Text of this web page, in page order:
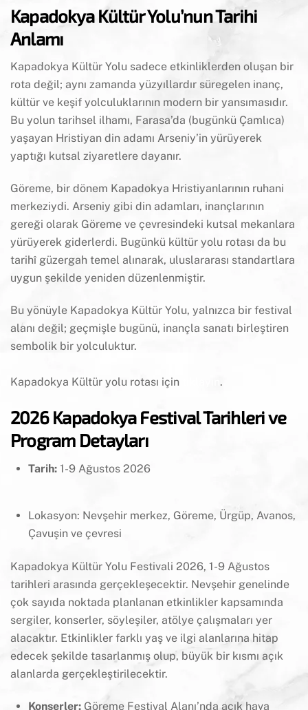
Kapadokya Kültür Yolu’nun Tarihi
Anlamı
Kapadokya Kültür Yolu sadece etkinliklerden oluşan bir
rota değil; aynı zamanda yüzyıllardır süregelen inanç,
kültür ve keşif yolculuklarının modern bir yansımasıdır.
Bu yolun tarihsel ilhamı, Farasa’da (bugünkü Çamlıca)
yaşayan Hristiyan din adamı Arseniy’in yürüyerek
yaptığı kutsal ziyaretlere dayanır.
Göreme, bir dönem Kapadokya Hristiyanlarının ruhani
merkeziydi. Arseniy gibi din adamları, inançlarının
gereği olarak Göreme ve çevresindeki kutsal mekanlara
yürüyerek giderlerdi. Bugünkü kültür yolu rotası da bu
tarihî güzergah temel alınarak, uluslararası standartlara
uygun şekilde yeniden düzenlenmiştir.
Bu yönüyle Kapadokya Kültür Yolu, yalnızca bir festival
alanı değil; geçmişle bugünü, inançla sanatı birleştiren
sembolik bir yolculuktur.
Kapadokya Kültür yolu rotası için .
2026 Kapadokya Festival Tarihleri ve
Program Detayları
Tarih:1-9 Ağustos 2026
Lokasyon: Nevşehir merkez, Göreme, Ürgüp, Avanos,
Çavuşin ve çevresi
Kapadokya Kültür Yolu Festivali 2026, 1-9 Ağustos
tarihleri arasında gerçekleşecektir. Nevşehir genelinde
çok sayıda noktada planlanan etkinlikler kapsamında
sergiler, konserler, söyleşiler, atölye çalışmaları yer
alacaktır. Etkinlikler farklı yaş ve ilgi alanlarına hitap
edecek şekilde tasarlanmış olup, büyük bir kısmı açık
alanlarda gerçekleştirilecektir.
Konserler: Göreme Festival Alanı’nda açık hava